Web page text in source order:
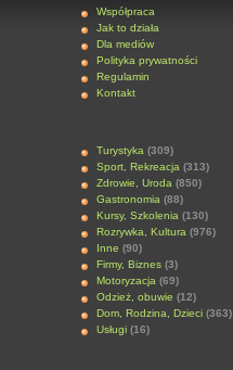
Współpraca
Jak to działa
Dla mediów
Polityka prywatności
Regulamin
Kontakt
Turystyka (309)
Sport, Rekreacja (313)
Zdrowie, Uroda (850)
Gastronomia (88)
Kursy, Szkolenia (130)
Rozrywka, Kultura (976)
Inne (90)
Firmy, Biznes (3)
Motoryzacja (69)
Odzież, obuwie (12)
Dom, Rodzina, Dzieci (363)
Usługi (16)